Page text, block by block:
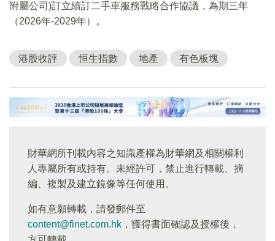
附屬公司)訂立續訂二手車服務戰略合作協議，為期三年
（2026年-2029年）。
港股收評 恒生指數 地產 有色板塊
財華網所刊載內容之知識產權為財華網及相關權利
人專屬所有或持有。未經許可，禁止進行轉載、摘
編、複製及建立鏡像等任何使用。
如有意願轉載，請發郵件至
content@finet.com.hk ，獲得書面確認及授權後，